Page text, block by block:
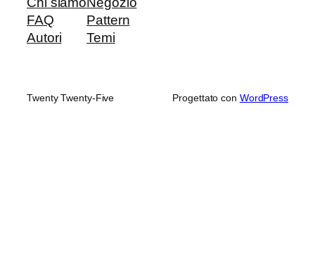
FAQ
Autori
Pattern
Temi
Twenty Twenty-Five Progettato con WordPress